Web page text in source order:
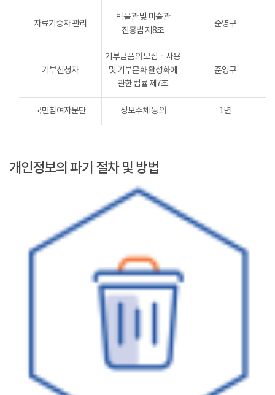
자료기증자 관리
박물관 및 미술관
진흥법 제8조
준영구
기부신청자
기부금품의 모집ㆍ사용
및 기부문화 활성화에
관한 법률 제7조
준영구
국민참여자문단 정보주체 동의 1년
개인정보의 파기 절차 및 방법